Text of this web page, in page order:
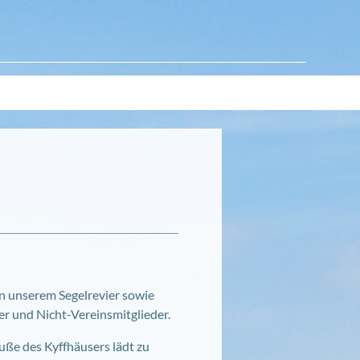
unserem Segelrevier sowie
und Nicht-Vereinsmitglieder.
des Kyffhäusers lädt zu